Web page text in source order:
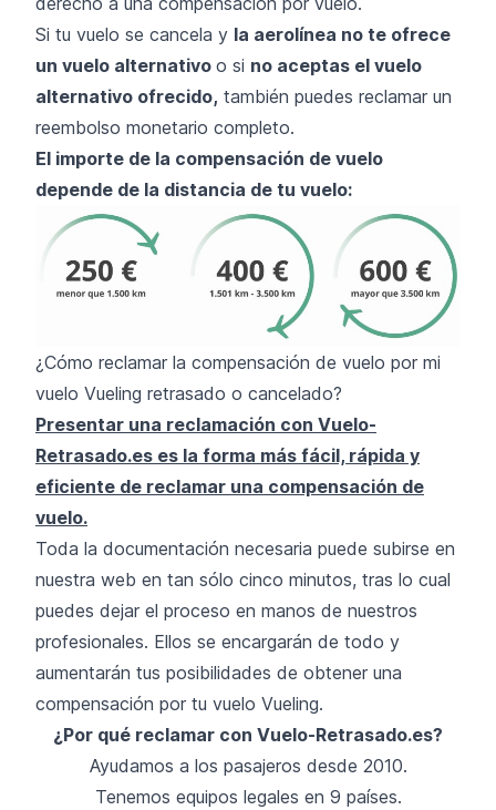
Si tu vuelo se cancela y la aerolínea no te ofrece
un vuelo alternativo o si no aceptas el vuelo
alternativo ofrecido, también puedes reclamar un
reembolso monetario completo.
El importe de la compensación de vuelo
depende de la distancia de tu vuelo:
¿Cómo reclamar la compensación de vuelo por mi
vuelo Vueling retrasado o cancelado?
Presentar una reclamación con Vuelo-
Retrasado.es es la forma más fácil, rápida y
eficiente de reclamar una compensación de
vuelo.
Toda la documentación necesaria puede subirse en
nuestra web en tan sólo cinco minutos, tras lo cual
puedes dejar el proceso en manos de nuestros
profesionales. Ellos se encargarán de todo y
aumentarán tus posibilidades de obtener una
compensación por tu vuelo Vueling.
¿Por qué reclamar con Vuelo-Retrasado.es?
Ayudamos a los pasajeros desde 2010.
Tenemos equipos legales en 9 países.